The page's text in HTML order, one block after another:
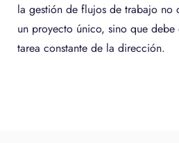
la gestión de flujos de trabajo no
un proyecto único, sino que debe
tarea constante de la dirección.